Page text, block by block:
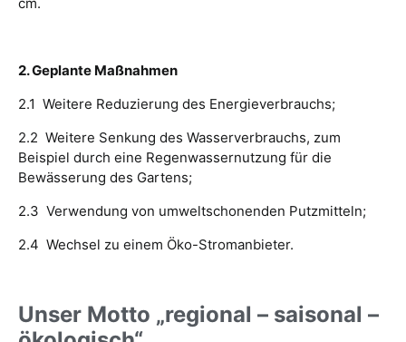
2. Geplante Maßnahmen
2.1 Weitere Reduzierung des Energieverbrauchs;
2.2 Weitere Senkung des Wasserverbrauchs, zum
Beispiel durch eine Regenwassernutzung für die
Bewässerung des Gartens;
2.3 Verwendung von umweltschonenden Putzmitteln;
2.4 Wechsel zu einem Öko-Stromanbieter.
Unser Motto „regional – saisonal –